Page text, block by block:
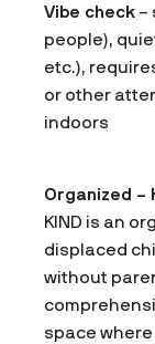
Vibe check –
people),
etc.),
or other
indoors
Organized –
KIND is an
displaced
without
space